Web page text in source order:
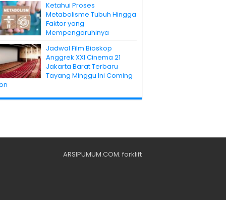
Ketahui Proses
Metabolisme Tubuh Hingga
Faktor yang
Mempengaruhinya
Jadwal Film Bioskop
Anggrek XXI Cinema 21
Jakarta Barat Terbaru
Tayang Minggu Ini Coming
ARSIPUMUM.COM. forklift